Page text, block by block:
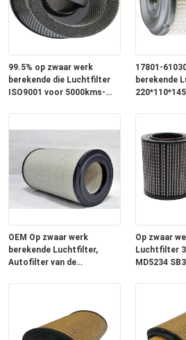
99.5% op zwaar werk
berekende die Luchtfilter
ISO9001 voor 5000kms-
17801-
berekende
OEM Op zwaar werk
berekende Luchtfilter,
Autofilter van de
Op zwaar
Luchtfilter
MD5234